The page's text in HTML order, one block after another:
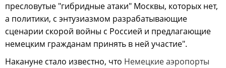
пресловутые "гибридные атаки" Москвы, которых нет,
а политики, с энтузиазмом разрабатывающие
сценарии скорой войны с Россией и предлагающие
немецким гражданам принять в ней участие".
Накануне стало известно, что Немецкие аэропорты